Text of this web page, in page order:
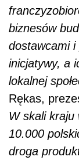
biznesów
dostawcami
inicjatywy, a
lokalnej
Rękas,
Wskali kraju
10.000
droga